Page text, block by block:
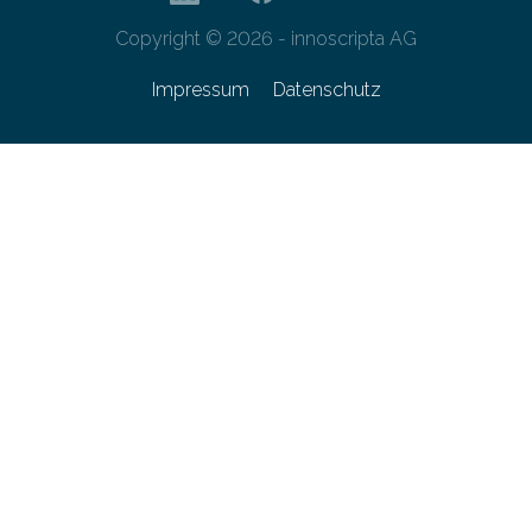
Copyright © 2026 - innoscripta AG
Impressum Datenschutz